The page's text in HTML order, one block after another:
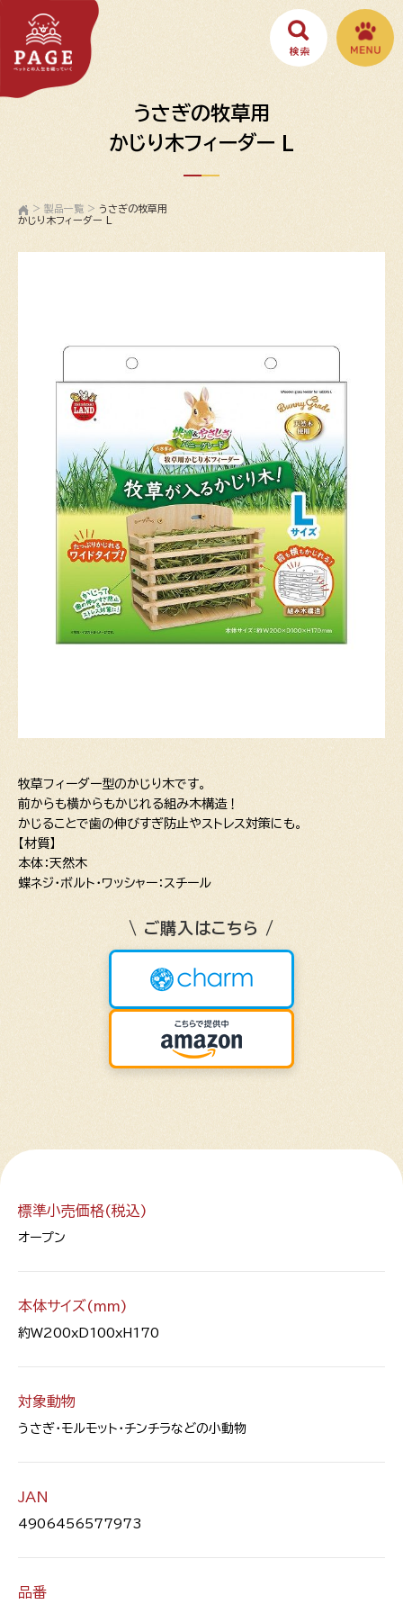
うさぎの牧草用
かじり木フィーダー L
> 製品一覧 > うさぎの牧草用
かじり木フィーダー L
牧草フィーダー型のかじり木です。
前からも横からもかじれる組み木構造！
かじることで歯の伸びすぎ防止やストレス対策にも。
【材質】
本体：天然木
蝶ネジ・ボルト・ワッシャー：スチール
\ ご購入はこちら /
標準小売価格(税込)
オープン
本体サイズ(mm)
約W200xD100xH170
対象動物
うさぎ・モルモット・チンチラなどの小動物
JAN
4906456577973
品番